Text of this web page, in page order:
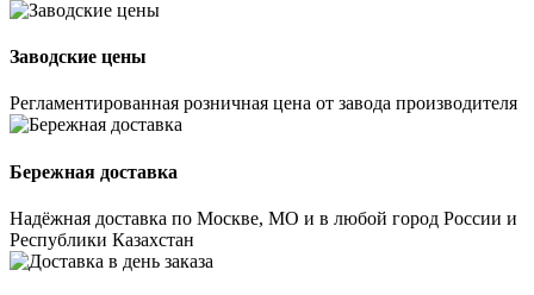
Заводские цены
Регламентированная розничная цена от завода производителя
Бережная доставка
Надёжная доставка по Москве, МО и в любой город России и
Республики Казахстан